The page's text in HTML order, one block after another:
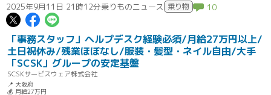
2025年9月11日 21時12分乗りものニュース 乗り物 10
この記事についてポスト
この記事についてFacebookでシェ
「事務スタッフ」ヘルプデスク経験必須/月給27万円以上/
土日祝休み/残業ほぼなし/服装・髪型・ネイル自由/大手
「SCSK」グループの安定基盤
SCSKサービスウェア株式会社
📍 大阪府
💰 月給27万円